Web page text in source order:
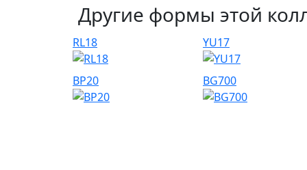
Другие формы этой
RL18 YU17
BP20 BG700